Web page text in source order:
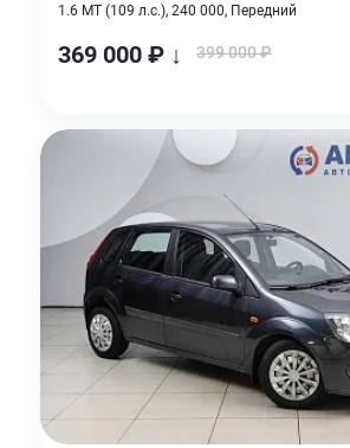
1.6 MT (109 л.с.), 240 000, Передний
369 000 ₽ ↓ 399 000 ₽